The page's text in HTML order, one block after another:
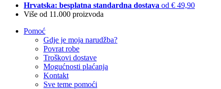
Hrvatska: besplatna standardna dostava od € 49,90
Više od 11.000 proizvoda
Pomoć
Gdje je moja narudžba?
Povrat robe
Troškovi dostave
Mogućnosti plaćanja
Kontakt
Sve teme pomoći